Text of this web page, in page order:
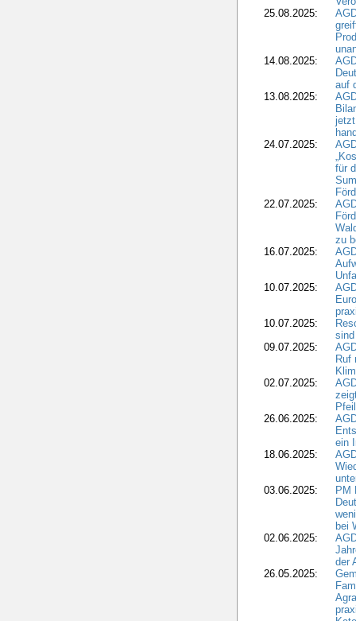
25.08.2025:
14.08.2025:
auf
13.08.2025:
24.07.2025:
für
22.07.2025:
zu
16.07.2025:
10.07.2025:
10.07.2025:
09.07.2025:
Ruf
02.07.2025:
26.06.2025:
ein
18.06.2025:
03.06.2025:
PM
bei
02.06.2025:
der
26.05.2025: